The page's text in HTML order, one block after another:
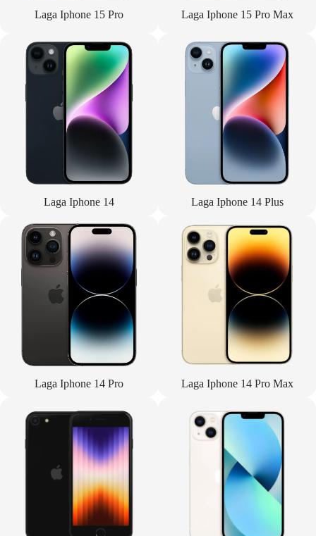
Laga Iphone 15 Pro Laga Iphone 15 Pro Max
Laga Iphone 14 Laga Iphone 14 Plus
Laga Iphone 14 Pro Laga Iphone 14 Pro Max